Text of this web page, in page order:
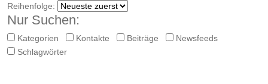
Reihenfolge:
Nur Suchen:
Kategorien Kontakte Beiträge
Newsfeeds
Schlagwörter